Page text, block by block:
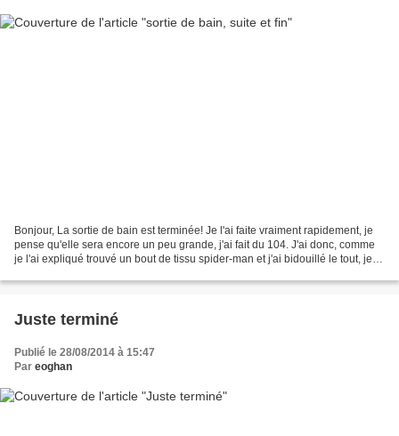
Bonjour, La sortie de bain est terminée! Je l'ai faite vraiment rapidement, je
pense qu'elle sera encore un peu grande, j'ai fait du 104. J'ai donc, comme
je l'ai expliqué trouvé un bout de tissu spider-man et j'ai bidouillé le tout, je
Juste terminé
Publié le 28/08/2014 à 15:47
Par eoghan